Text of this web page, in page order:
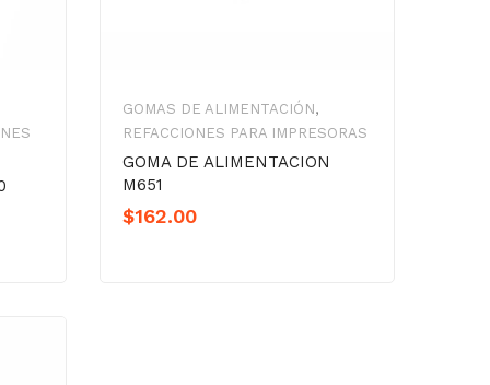
GOMAS DE ALIMENTACIÓN,
REFACCIONES PARA IMPRESORAS
GOMA DE ALIMENTACION
M651
$162.00